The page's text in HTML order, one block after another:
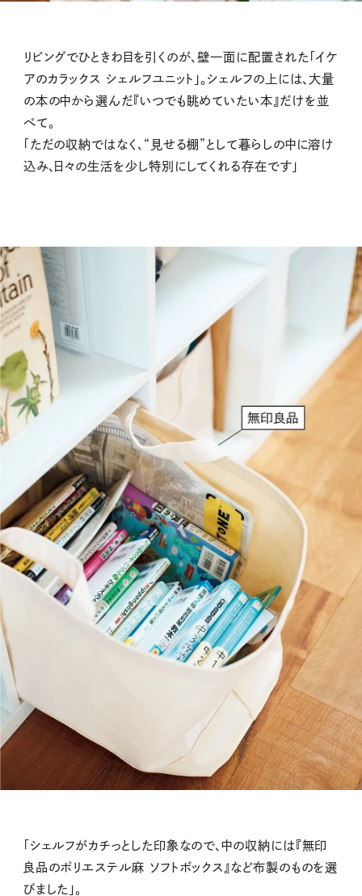
リビングでひときわ目を引くのが、壁一面に配置された「イケ
アのカラックス シェルフユニット」。シェルフの上には、大量
の本の中から選んだ『いつでも眺めていたい本』だけを並
べて。
「ただの収納ではなく、“見せる棚”として暮らしの中に溶け
込み、日々の生活を少し特別にしてくれる存在です」
「シェルフがカチっとした印象なので、中の収納には『無印
良品のポリエステル麻 ソフトボックス』など布製のものを選
びました」。